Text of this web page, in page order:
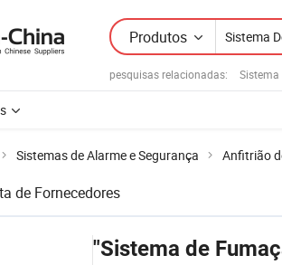
Produtos
pesquisas relacionadas: Sistema
Sistemas de Alarme e Segurança Anfitrião
de Fornecedores
"Sistema de